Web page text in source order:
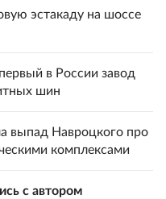
эстакаду на шоссе
в России завод
шин
выпад Навроцкого про
комплексами
с автором